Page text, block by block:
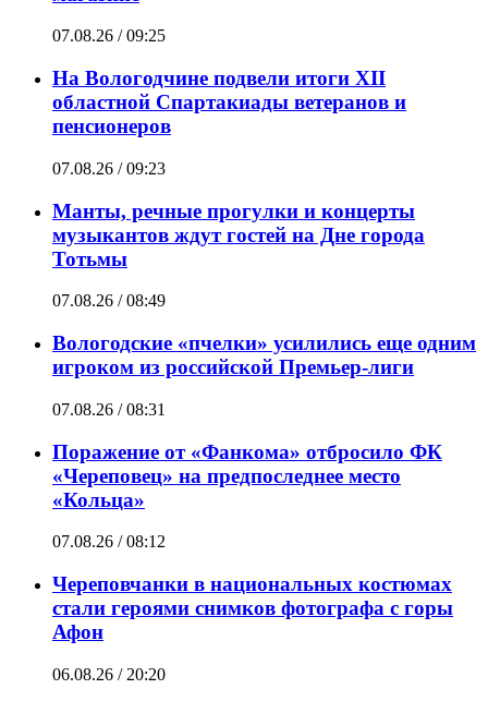
07.08.26 / 09:25
На Вологодчине подвели итоги XII
областной Спартакиады ветеранов и
пенсионеров
07.08.26 / 09:23
Манты, речные прогулки и концерты
музыкантов ждут гостей на Дне города
Тотьмы
07.08.26 / 08:49
Вологодские «пчелки» усилились еще одним
игроком из российской Премьер-лиги
07.08.26 / 08:31
Поражение от «Фанкома» отбросило ФК
«Череповец» на предпоследнее место
«Кольца»
07.08.26 / 08:12
Череповчанки в национальных костюмах
стали героями снимков фотографа с горы
Афон
06.08.26 / 20:20